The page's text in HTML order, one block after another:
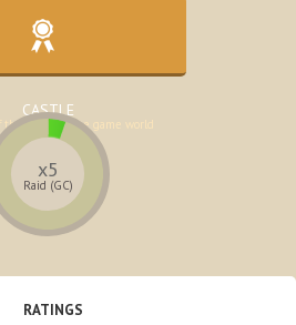
in the development of the
character
CASTLE
the lands of the game world
x5
Raid (GC)
RATINGS